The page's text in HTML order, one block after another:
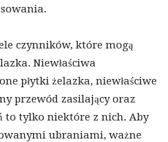
czynników, które mogą
Niewłaściwa
płytki żelazka, niewłaściwe
przewód zasilający oraz
to tylko niektóre z nich. Aby
ubraniami, ważne